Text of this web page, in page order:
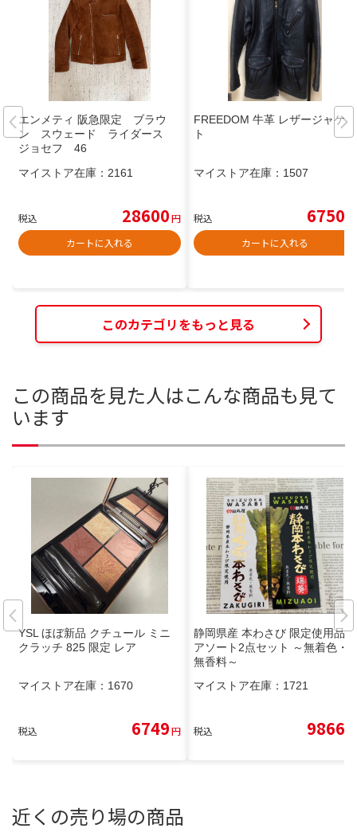
エンメティ 阪急限定 ブラウ
ン スウェード ライダース
ジョセフ 46
マイストア在庫： 2161
税込 28600円
カートに入れる
FREEDOM 牛革 レザージャケッ
ト
マイストア在庫： 1507
税込 6750
カートに入れる
このカテゴリをもっと見る
この商品を見た人はこんな商品も見て
います
YSL ほぼ新品 クチュール ミニ
クラッチ 825 限定 レア
マイストア在庫： 1670
税込 6749円
静岡県産 本わさび 限定使用品☆
アソート2点セット ～無着色・
無香料～
マイストア在庫： 1721
税込 9866
近くの売り場の商品